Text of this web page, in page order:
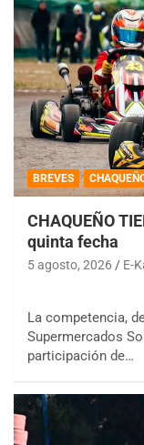
BREVES
CHAQUEÑO
quinta fecha
5 agosto, 2026 E-
La competencia,
Supermercados
participación de…